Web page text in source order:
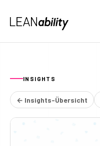
INSIGHTS
← Insights-Übersicht